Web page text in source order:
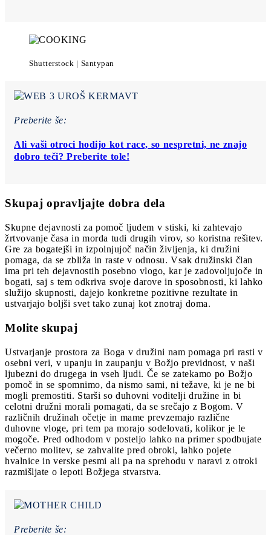
Shutterstock | Santypan
Preberite še:
Ali vaši otroci hodijo kot race, so nespretni, ne znajo
dobro teči? Preberite tole!
Skupaj opravljajte dobra dela
Skupne dejavnosti za pomoč ljudem v stiski, ki zahtevajo
žrtvovanje časa in morda tudi drugih virov, so koristna rešitev.
Gre za bogatejši in izpolnjujoč način življenja, ki družini
pomaga, da se zbliža in raste v odnosu. Vsak družinski član
ima pri teh dejavnostih posebno vlogo, kar je zadovoljujoče in
bogati, saj s tem odkriva svoje darove in sposobnosti, ki lahko
služijo skupnosti, dajejo konkretne pozitivne rezultate in
ustvarjajo boljši svet tako zunaj kot znotraj doma.
Molite skupaj
Ustvarjanje prostora za Boga v družini nam pomaga pri rasti v
osebni veri, v upanju in zaupanju v Božjo previdnost, v naši
ljubezni do drugega in vseh ljudi. Če se zatekamo po Božjo
pomoč in se spomnimo, da nismo sami, ni težave, ki je ne bi
mogli premostiti. Starši so duhovni voditelji družine in bi
celotni družni morali pomagati, da se srečajo z Bogom. V
različnih družinah očetje in mame prevzemajo različne
duhovne vloge, pri tem pa morajo sodelovati, kolikor je le
mogoče. Pred odhodom v posteljo lahko na primer spodbujate
večerno molitev, se zahvalite pred obroki, lahko pojete
hvalnice in verske pesmi ali pa na sprehodu v naravi z otroki
razmišljate o lepoti Božjega stvarstva.
Preberite še: